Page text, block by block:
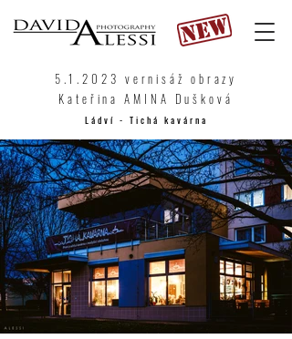
5.1.2023 vernisáž obrazy
Kateřina AMINA Dušková
Ládví - Tichá kavárna